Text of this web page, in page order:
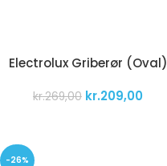
Electrolux Griberør (Oval)
kr.269,00 kr.209,00
-26%